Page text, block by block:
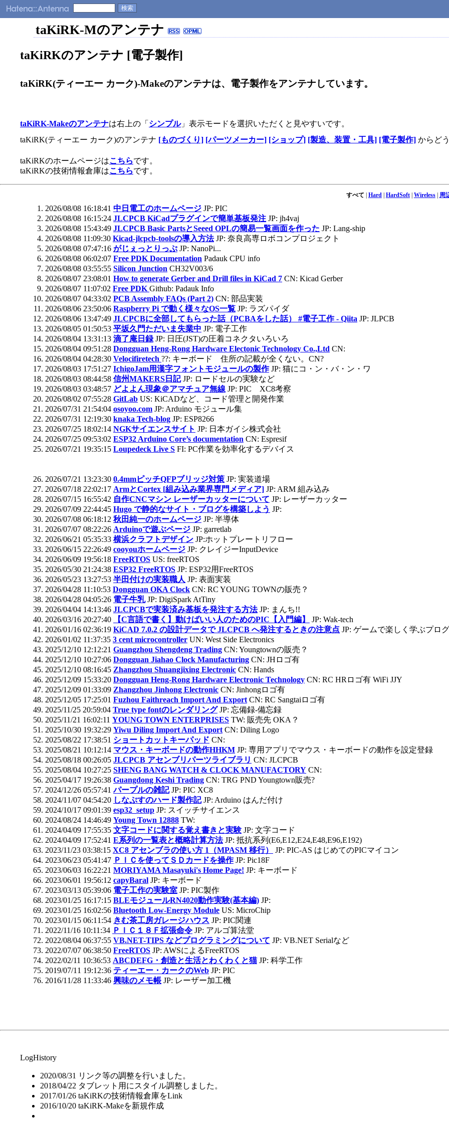
taKiRK-Mのアンテナ
taKiRKのアンテナ [電子製作]
taKiRK(ティーエー カーク)-Makeのアンテナは、電子製作をアンテナしています。
taKiRK-Makeのアンテナは右上の「 シンプル」表示モードを選択いただくと見やすいです。
taKiRK(ティーエー カーク)のアンテナ [ものづくり] [パーツメーカー] [ショップ] [製造、装置・工具] [電子製作] からど
taKiRKのホームページはこちらです。
taKiRKの技術情報倉庫はこちらです。
すべて Hard| HardSoft| Wireless| 周
2026/08/08 16:18:41 中日電工のホームページ JP: PIC
2026/08/08 16:15:24 JLCPCB KiCadプラグインで簡単基板発注 JP: jh4vaj
2026/08/08 15:43:49 JLCPCB Basic PartsとSeeed OPLの簡易一覧画面を作った JP: Lang-ship
2026/08/08 11:09:30 Kicad-jlcpcb-toolsの導入方法 JP: 奈良高専ロボコンプロジェクト
2026/08/08 07:47:16 がじぇっとりっぷ JP: NanoPi...
2026/08/08 06:02:07 Free PDK Documentation Padauk CPU info
2026/08/08 03:55:55 Silicon Junction CH32V003/6
2026/08/07 23:08:01 How to generate Gerber and Drill files in KiCad 7 CN: Kicad Gerber
2026/08/07 11:07:02 Free PDKGithub: Padauk Info
2026/08/07 04:33:02 PCB Assembly FAQs (Part 2) CN: 部品実装
2026/08/06 23:50:06 Raspberry Pi で動く様々なOS一覧 JP: ラズパイダ
2026/08/06 13:47:49 JLCPCBに全部してもらった話（PCBAをした話） #電子工作 - Qiita JP: JLPCB
2026/08/05 01:50:53 平坂久門ただいま失業中 JP: 電子工作
2026/08/04 13:31:13 滴了庵日録 JP: 日圧(JST)の圧着コネクタいろいろ
2026/08/04 09:51:28 Dongguan Heng-Rong Hardware Electonic Technology Co.,Ltd CN:
2026/08/04 04:28:30 Velocifiretech ??: キーボード 住所の記載が全くない。CN?
2026/08/03 17:51:27 IchigoJam用漢字フォントモジュールの製作 JP: 猫にコ・ン・バ・ン・ワ
2026/08/03 08:44:58 信州MAKERS日記 JP: ロードセルの実験など
2026/08/03 03:48:57 どよよん現象＠アマチュア無線 JP: PIC XC8考察
2026/08/02 07:55:28 GitLab US: KiCADなど、コード管理と開発作業
2026/07/31 21:54:04 osoyoo.com JP: Arduino モジュール集
2026/07/31 12:19:30 knaka Tech-blog JP: ESP8266
2026/07/25 18:02:14 NGKサイエンスサイト JP: 日本ガイシ株式会社
2026/07/25 09:53:02 ESP32 Arduino Core’s documentation CN: Espresif
2026/07/21 19:35:15 Loupedeck Live S FI: PC作業を効率化するデバイス
2026/07/21 13:23:30 0.4mmピッチQFPブリッジ対策 JP: 実装道場
2026/07/18 22:02:17 ArmとCortex [組み込み業界専門メディア] JP: ARM 組み込み
2026/07/15 16:55:42 自作CNCマシン レーザーカッターについて JP: レーザーカッター
2026/07/09 22:44:45 Hugo で静的なサイト・ブログを構築しよう JP:
2026/07/08 06:18:12 秋田純一のホームページ JP: 半導体
2026/07/07 08:22:26 Arduinoで遊ぶページ JP: garretlab
2026/06/21 05:35:33 横浜クラフトデザイン JP:ホットプレートリフロー
2026/06/15 22:26:49 cooyouホームページ JP: クレイジーInputDevice
2026/06/09 19:56:18 FreeRTOS US: freeRTOS
2026/05/30 21:24:38 ESP32 FreeRTOS JP: ESP32用FreeRTOS
2026/05/23 13:27:53 半田付けの実装職人 JP: 表面実装
2026/04/28 11:10:53 Dongguan OKA Clock CN: RC YOUNG TOWNの販売？
2026/04/28 04:05:26 電子牛乳 JP: DigiSpark AtTiny
2026/04/04 14:13:46 JLCPCBで実装済み基板を発注する方法 JP: まんち!!
2026/03/16 20:27:40
【C言語で書く】動けばいい人のためのPIC【入門編】
JP: Wak-tech
2026/01/16 02:36:19 KiCAD 7.0.2 の設計データで JLCPCB へ発注するときの注意点 JP: ゲームで楽しく学ぶプロ
2026/01/02 11:37:35 3 cent microcontroller UN: West Side Electronics
2025/12/10 12:12:21 Guangzhou Shengdeng Trading CN: Youngtownの販売？
2025/12/10 10:27:06 Dongguan Jiahao Clock Manufacturing CN: JHロゴ有
2025/12/10 08:16:45 Zhangzhou Shuangjixing Electronic CN: Hands
2025/12/09 15:33:20 Dongguan Heng-Rong Hardware Electronic Technology CN: RC HRロゴ有 WiFi JJY
2025/12/09 01:33:09 Zhangzhou Jinhong Electronic CN: Jinhongロゴ有
2025/12/05 17:25:01 Fuzhou Faithreach Import And Export CN: RC Sangtaiロゴ有
2025/11/25 20:59:04 True type fontのレンダリング JP: 忘備録-備忘録
2025/11/21 16:02:11 YOUNG TOWN ENTERPRISES TW: 販売先 OKA？
2025/10/30 19:32:29 Yiwu Diling Import And Export CN: Diling Logo
2025/08/22 17:38:51 ショートカットキーパッド CN:
2025/08/21 10:12:14 マウス・キーボードの動作HHKM JP: 専用アプリでマウス・キーボードの動作を設定登録
2025/08/18 00:26:05 JLCPCB アセンブリパーツライブラリ CN: JLCPCB
2025/08/04 10:27:25 SHENG BANG WATCH & CLOCK MANUFACTORY CN:
2025/04/17 19:26:38 Guangdong Keshi Trading CN: TRG PND Youngtown販売?
2024/12/26 05:57:41 パープルの雑記 JP: PIC XC8
2024/11/07 04:54:20 しなぷすのハード製作記 JP: Arduino はんだ付け
2024/10/17 09:01:39 esp32_setup JP: スイッチサイエンス
2024/08/24 14:46:49 Young Town 12888 TW:
2024/04/09 17:55:35 文字コードに関する覚え書きと実験 JP: 文字コード
2024/04/09 17:52:41 E系列の一覧表と概略計算方法 JP: 抵抗系列(E6,E12,E24,E48,E96,E192)
2023/11/23 03:38:15 XC8 アセンブラの使い方 1（MPASM 移行）
JP: PIC-AS はじめてのPICマイコン
2023/06/23 05:41:47 ＰＩＣを使ってＳＤカードを操作 JP: Pic18F
2023/06/03 16:22:21 MORIYAMA Masayuki's Home Page! JP: キーボード
2023/06/01 19:56:12 capyBaral JP: キーボード
2023/03/13 05:39:06 電子工作の実験室 JP: PIC製作
2023/01/25 16:17:15 BLEモジュールRN4020動作実験(基本編) JP:
2023/01/25 16:02:56 Bluetooth Low-Energy Module US: MicroChip
2023/01/15 06:11:54 きむ茶工房ガレージハウス JP: PIC関連
2022/11/16 10:11:34 ＰＩＣ１８Ｆ拡張命令 JP: アルゴ算法堂
2022/08/04 06:37:55 VB.NET-TIPS などプログラミングについて JP: VB.NET Serialなど
2022/07/07 06:38:50 FreeRTOS JP: AWSによるFreeRTOS
2022/02/11 10:36:53 ABCDEFG・創造と生活とわくわくと猫 JP: 科学工作
2019/07/11 19:12:36 ティーエー・カークのWeb JP: PIC
2016/11/28 11:33:46 興味のメモ帳 JP: レーザー加工機
LogHistory
2020/08/31 リンク等の調整を行いました。
2018/04/22 タブレット用にスタイル調整しました。
2017/01/26 taKiRKの技術情報倉庫をLink
2016/10/20 taKiRK-Makeを新規作成